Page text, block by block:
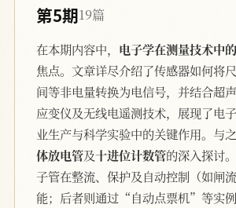
第5期19篇
在本期内容中， 电子学在测量技术中
焦点。文章详尽介绍了传感器如何将
间等非电量转换为电信号，并结合超
应变仪及无线电遥测技术，展现了电
业生产与科学实验中的关键作用。与
体放电管及十进位计数管的深入探讨
子管在整流、保护及自动控制（如闸
能；后者则通过“自动点票机”等实